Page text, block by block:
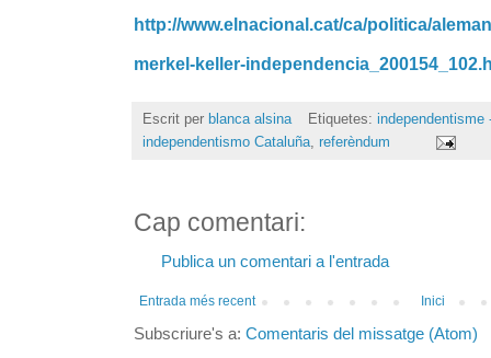
http://www.elnacional.cat/ca/politica/
merkel-keller-
Escrit per blanca alsina Etiquetes: independentisme
independentismo Cataluña, referèndum
Cap comentari:
Publica un comentari a l'entrada
Entrada més recent Inici
Subscriure's a: Comentaris del missatge (Atom)